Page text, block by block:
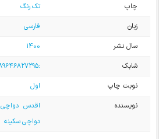
چاپ
تک رنگ
زبان
فارسی
سال نشر
1400
شابک
:۹۷۸۹۶۴۶۸۲۷۲۹۵
نوبت چاپ
اول
نویسنده
اقدس دواچی
دواچی سکینه